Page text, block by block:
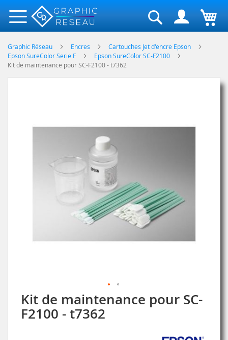
Rechercher
Graphic Réseau Encres
Cartouches Jet d'encre Epson
Epson SureColor Serie F
Epson SureColor SC-F2100
Kit de maintenance pour SC-F2100 - t7362
Kit de maintenance pour SC-
F2100 - t7362
end
Skip
to
the